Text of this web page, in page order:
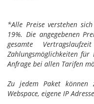
*Alle Preise verstehen
19%. Die angegebenen
gesamte
Zahlungsmöglichkeiten
Anfrage bei allen Tarifen
Zu jedem Paket können
Webspace, eigene IP